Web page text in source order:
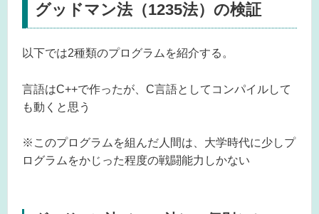
グッドマン法（1235法）の検証
以下では2種類のプログラムを紹介する。
言語はC++で作ったが、C言語としてコンパイルして
も動くと思う
※このプログラムを組んだ人間は、大学時代に少しプ
ログラムをかじった程度の戦闘能力しかない